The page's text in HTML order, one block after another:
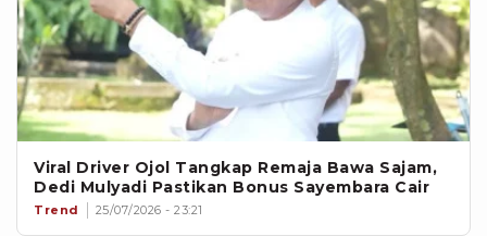
Viral Driver Ojol Tangkap Remaja Bawa Sajam,
Dedi Mulyadi Pastikan Bonus Sayembara Cair
Trend 25/07/2026 - 23:21